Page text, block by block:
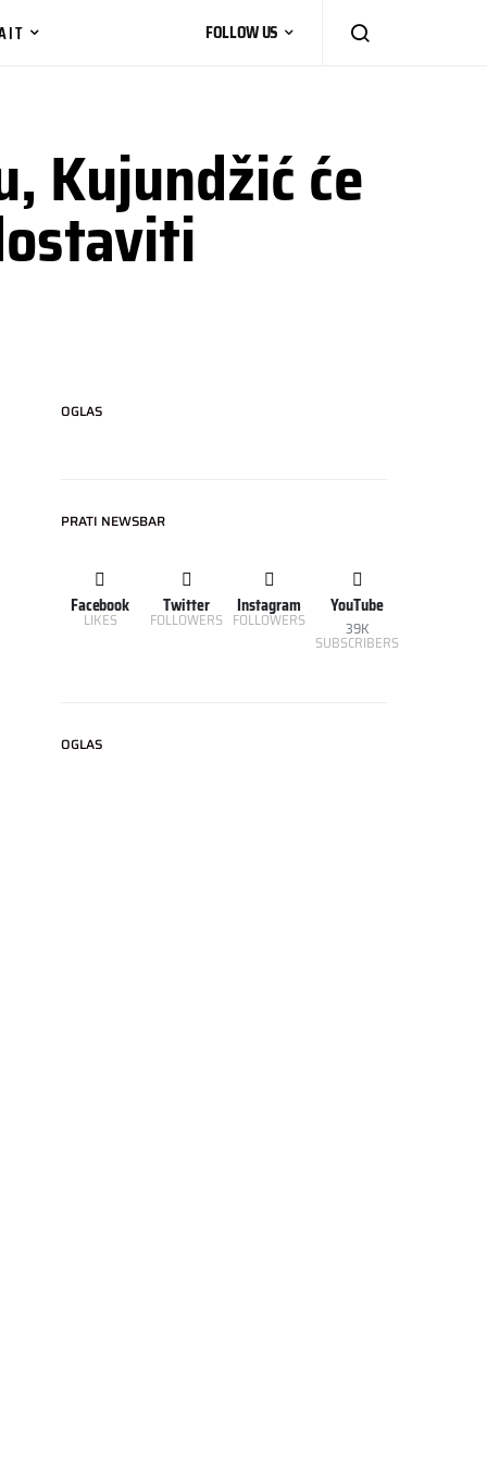
FOLLOW US
Kujundžić će
OGLAS
PRATI NEWSBAR
Facebook
LIKES
Twitter
FOLLOWERS
Instagram
FOLLOWERS
YouTube
39K
SUBSCRIBERS
OGLAS